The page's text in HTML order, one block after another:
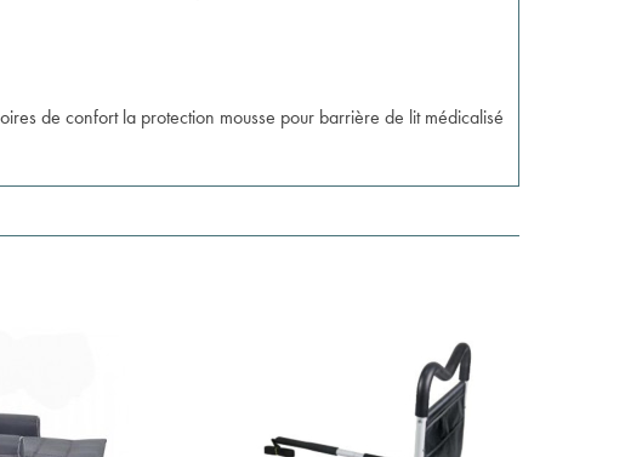
de confort la protection mousse pour barrière de lit médicalisé